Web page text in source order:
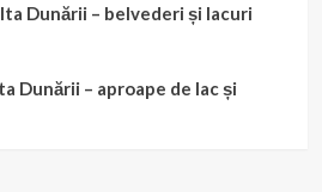
Dunării – belvederi și lacuri
Dunării – aproape de lac și